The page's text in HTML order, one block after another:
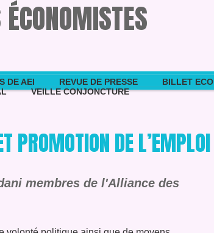
DE AEI REVUE DE PRESSE BILLET ECO
VEILLE CONJONCTURE
PROMOTION DE L’EMPLOI
membres de l'Alliance des